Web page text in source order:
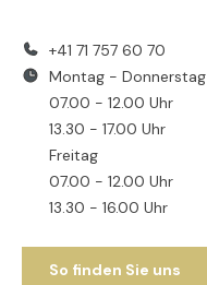
+41 71 757 60 70
Montag - Donnerstag
07.00 - 12.00 Uhr
13.30 - 17.00 Uhr
Freitag
07.00 - 12.00 Uhr
13.30 - 16.00 Uhr
So finden Sie uns